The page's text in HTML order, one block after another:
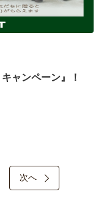
ャンペーン』！
フト3,000円分を贈
がもらえるキャン
次へ